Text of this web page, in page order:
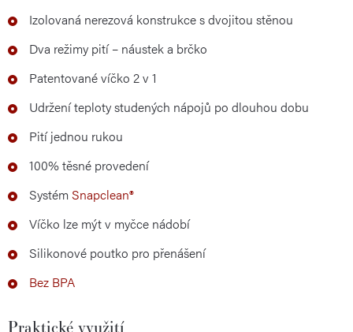
Izolovaná nerezová konstrukce s dvojitou stěnou
Dva režimy pití – náustek a brčko
Patentované víčko 2 v 1
Udržení teploty studených nápojů po dlouhou dobu
Pití jednou rukou
100% těsné provedení
Systém Snapclean®
Víčko lze mýt v myčce nádobí
Silikonové poutko pro přenášení
Bez BPA
Praktické využití